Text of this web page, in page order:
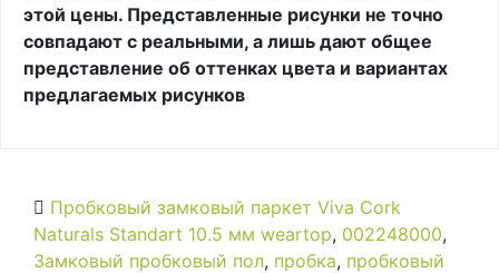
этой цены. Представленные рисунки не точно
совпадают с реальными, а лишь дают общее
представление об оттенках цвета и вариантах
предлагаемых рисунков
Пробковый замковый паркет Viva Cork
Naturals Standart 10.5 мм weartop, 002248000,
Замковый пробковый пол, пробка, пробковый